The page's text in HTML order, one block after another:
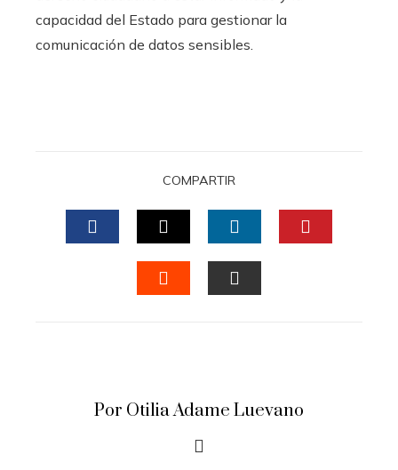
capacidad del Estado para gestionar la
comunicación de datos sensibles.
COMPARTIR
FACEBOOKTWITTERLINKEDIN
Por Otilia Adame Luevano